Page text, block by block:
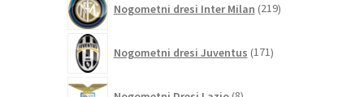
Nogometni dresi Inter Milan 219izdelkov
Nogometni dresi Juventus 171izdelkov